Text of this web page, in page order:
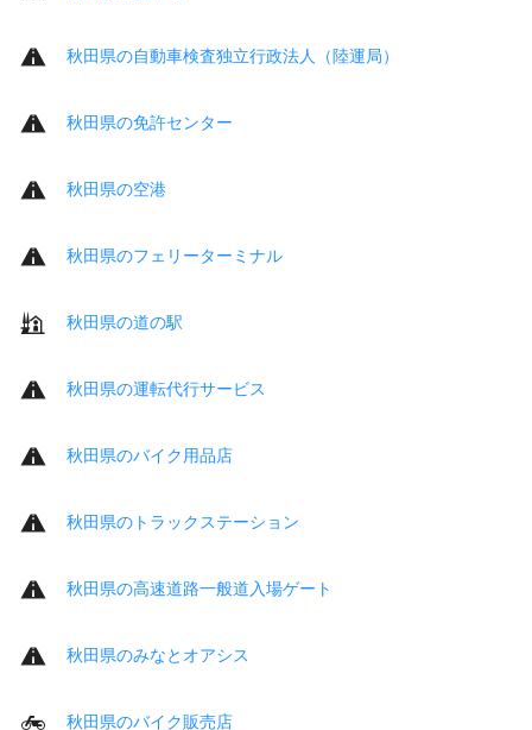
秋田県の自動車検査独立行政法人（陸運局）
秋田県の免許センター
秋田県の空港
秋田県のフェリーターミナル
秋田県の道の駅
秋田県の運転代行サービス
秋田県のバイク用品店
秋田県のトラックステーション
秋田県の高速道路一般道入場ゲート
秋田県のみなとオアシス
秋田県のバイク販売店